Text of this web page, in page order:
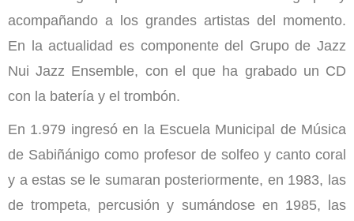
acompañando a los grandes artistas del momento.
En la actualidad es componente del Grupo de Jazz
Nui Jazz Ensemble, con el que ha grabado un CD
con la batería y el trombón.
En 1.979 ingresó en la Escuela Municipal de Música
de Sabiñánigo como profesor de solfeo y canto coral
y a estas se le sumaran posteriormente, en 1983, las
de trompeta, percusión y sumándose en 1985, las